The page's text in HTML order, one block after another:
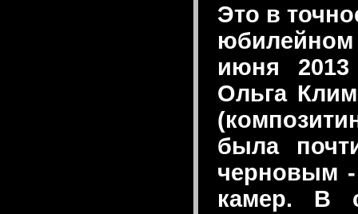
Это в
июня
Ольга
была
черновым -
камер. В